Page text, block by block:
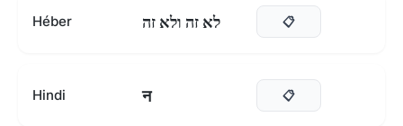
Héber לא זה ולא זה 📋
Hindi न 📋